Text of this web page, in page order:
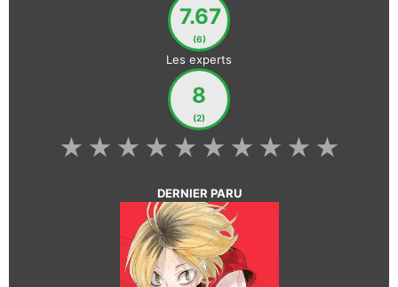
7.67
(6)
Les experts
8
(2)
★
★
★
★
★
★
★
★
★
★
DERNIER PARU